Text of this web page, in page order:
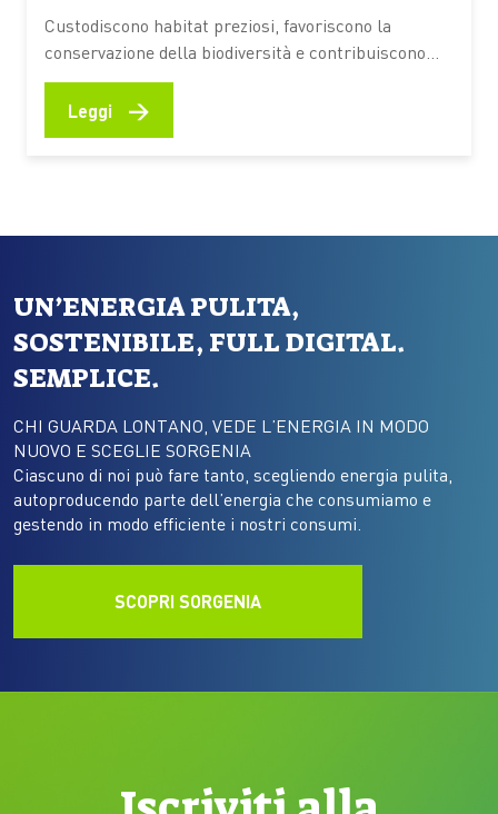
Custodiscono habitat preziosi, favoriscono la
conservazione della biodiversità e contribuiscono
alla resilienza degli ecosistemi costieri. Scopri come
funzionano, quali benefici offrono e quali
Leggi →
UN’ENERGIA PULITA,
SOSTENIBILE, FULL DIGITAL.
SEMPLICE.
CHI GUARDA LONTANO, VEDE L’ENERGIA IN MODO
NUOVO E SCEGLIE SORGENIA
Ciascuno di noi può fare tanto, scegliendo energia pulita,
autoproducendo parte dell’energia che consumiamo e
gestendo in modo efficiente i nostri consumi.
SCOPRI SORGENIA